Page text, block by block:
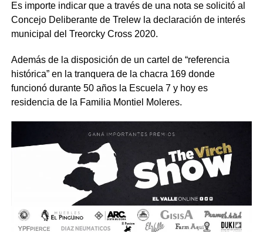
Es importe indicar que a través de una nota se solicitó al
Concejo Deliberante de Trelew la declaración de interés
municipal del Treorcky Cross 2020.
Además de la disposición de un cartel de “referencia
histórica” en la tranquera de la chacra 169 donde
funcionó durante 50 años la Escuela 7 y hoy es
residencia de la Familia Montiel Moleres.